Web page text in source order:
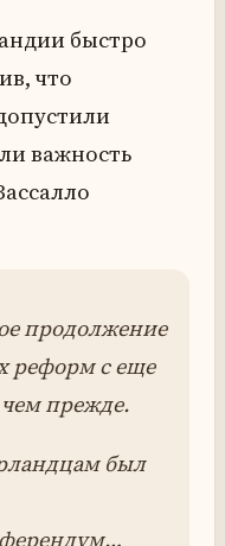
быстро
что
важность
продолжение
реформ с еще
прежде.
был